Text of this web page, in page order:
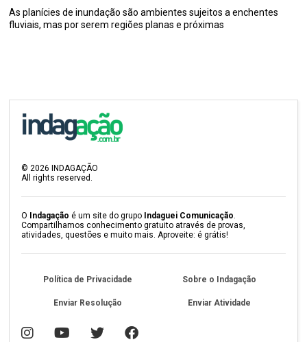
As planícies de inundação são ambientes sujeitos a enchentes
fluviais, mas por serem regiões planas e próximas
©2026 INDAGAÇÃO
All rights reserved.
O Indagação é um site do grupo Indaguei Comunicação.
Compartilhamos conhecimento gratuito através de provas,
atividades, questões e muito mais. Aproveite: é grátis!
Política de Privacidade Sobre o Indagação
Enviar Resolução Enviar Atividade